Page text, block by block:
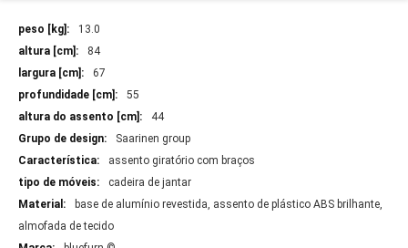
Mais
Informações
13.0
84
67
55
44
Saarinen group
assento giratório com braços
cadeira de jantar
base de alumínio revestida, assento de plástico ABS brilhante,
almofada de tecido